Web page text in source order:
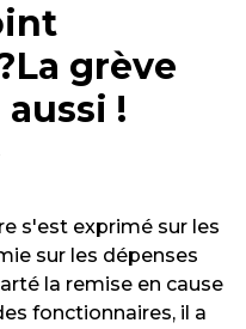
grève
aussi !
s'est exprimé sur les
sur les dépenses
la remise en cause
fonctionnaires, il a